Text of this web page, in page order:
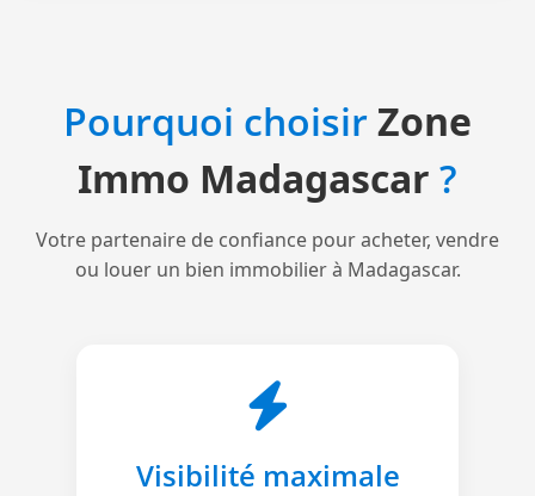
Pourquoi choisirZone
Immo Madagascar ?
Votre partenaire de confiance pour acheter, vendre
ou louer un bien immobilier à Madagascar.
Visibilité maximale